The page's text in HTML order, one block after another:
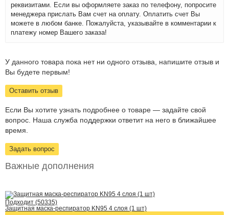
реквизитами. Если вы оформляете заказ по телефону, попросите
менеджера прислать Вам счет на оплату. Оплатить счет Вы
можете в любом банке. Пожалуйста, указывайте в комментарии к
платежу номер Вашего заказа!
У данного товара пока нет ни одного отзыва, напишите отзыв и
Вы будете первым!
Оставить отзыв
Если Вы хотите узнать подробнее о товаре — задайте свой
вопрос. Наша служба поддержки ответит на него в ближайшее
время.
Задать вопрос
Важные дополнения
Подходит (50335)
Защитная маска-респиратор KN95 4 слоя (1 шт)